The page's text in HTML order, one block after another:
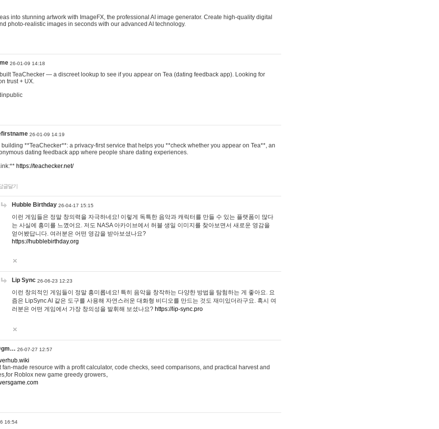
into stunning artwork with ImageFX, the professional AI image generator. Create high-quality digital
photo-realistic images in seconds with our advanced AI technology.
26-01-09 14:18
TeaChecker — a discreet lookup to see if you appear on Tea (dating feedback app). Looking for
trust + UX.
26-01-09 14:19
building **TeaChecker**: a privacy-first service that helps you **check whether you appear on Tea**, an
dating feedback app where people share dating experiences.
https://teachecker.net/
글달기
Hubble Birthday 26-04-17 15:15
이런 게임들은 정말 창의력을 자극하네요! 이렇게 독특한 음악과 캐릭터를 만들 수 있는 플랫폼이 많다
는 사실에 흥미를 느꼈어요. 저도 NASA 아카이브에서 허블 생일 이미지를 찾아보면서 새로운 영감을
얻어봤답니다. 여러분은 어떤 영감을 받아보셨나요?
https://hubblebirthday.org
Lip Sync 26-06-23 12:23
이런 창의적인 게임들이 정말 흥미롭네요! 특히 음악을 창작하는 다양한 방법을 탐험하는 게 좋아요. 요
즘은 LipSync AI 같은 도구를 사용해 자연스러운 대화형 비디오를 만드는 것도 재미있더라구요. 혹시 여
러분은 어떤 게임에서 가장 창의성을 발휘해 보셨나요? https://lip-sync.pro
26-07-27 12:57
made resource with a profit calculator, code checks, seed comparisons, and practical harvest and
Roblox new game greedy growers。
16:54